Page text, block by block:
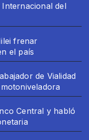
del
frenar
el país
de Vialidad
Central y habló